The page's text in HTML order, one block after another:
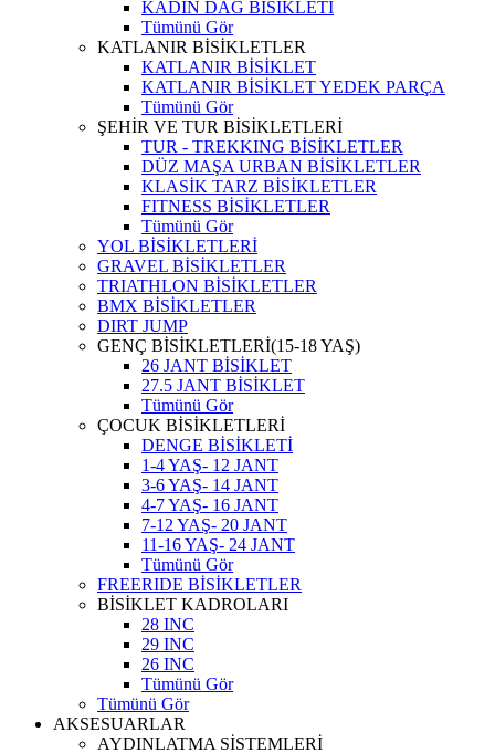
KADIN DAĞ BİSİKLETİ
Tümünü Gör
KATLANIR BİSİKLETLER
KATLANIR BİSİKLET
KATLANIR BİSİKLET YEDEK PARÇA
Tümünü Gör
ŞEHİR VE TUR BİSİKLETLERİ
TUR - TREKKING BİSİKLETLER
DÜZ MAŞA URBAN BİSİKLETLER
KLASİK TARZ BİSİKLETLER
FITNESS BİSİKLETLER
Tümünü Gör
YOL BİSİKLETLERİ
GRAVEL BİSİKLETLER
TRIATHLON BİSİKLETLER
BMX BİSİKLETLER
DIRT JUMP
GENÇ BİSİKLETLERİ(15-18 YAŞ)
26 JANT BİSİKLET
27.5 JANT BİSİKLET
Tümünü Gör
ÇOCUK BİSİKLETLERİ
DENGE BİSİKLETİ
1-4 YAŞ- 12 JANT
3-6 YAŞ- 14 JANT
4-7 YAŞ- 16 JANT
7-12 YAŞ- 20 JANT
11-16 YAŞ- 24 JANT
Tümünü Gör
FREERIDE BİSİKLETLER
BİSİKLET KADROLARI
28 INC
29 INC
26 INC
Tümünü Gör
Tümünü Gör
AKSESUARLAR
AYDINLATMA SİSTEMLERİ